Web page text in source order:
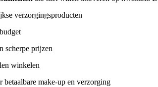
verzorgingsproducten
scherpe prijzen
winkelen
make-up en verzorging